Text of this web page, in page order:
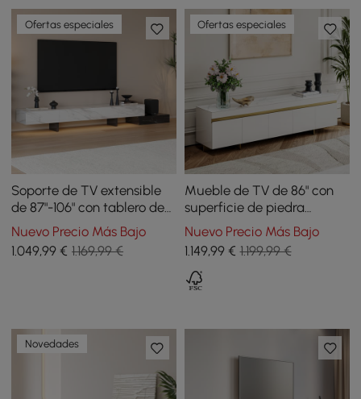
Ofertas especiales
Soporte de TV extensible
de 87"-106" con tablero de
piedra sinterizada y 5
cajones
Nuevo Precio Más Bajo
1.049,99 € 1.169,99 €
Ofertas especiales
Mueble de TV de 86" con
superficie de piedra
sinterizada blanca y 4
cajones
Nuevo Precio Más Bajo
1.149,99€ 1.199,99 €
Novedades